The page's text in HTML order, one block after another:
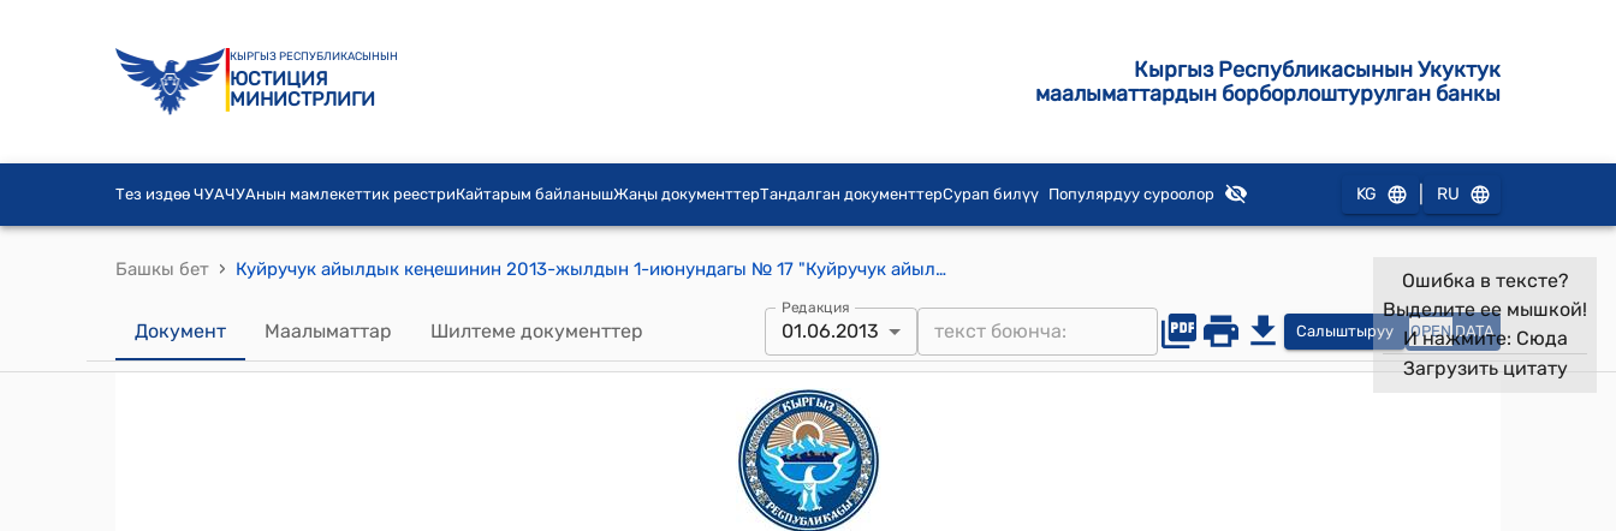
КЫРГЫЗ РЕСПУБЛИКАСЫНЫН
ЮСТИЦИЯ
МИНИСТРЛИГИ
Кыргыз Республикасынын Укуктук
маалыматтардын борборлоштурулган банкы
Тез издөө ЧУАЧУАнын мамлекеттик реестриКайтарым байланышЖаңы документтерТандалган документтерСурап билүү Популярдуу суроолор KG RU
Башкы бет › Куйручук айылдык кеңешинин 2013-жылдын 1-июнундагы № 17 "Куйручук айылынын айыл аймагына караштуу «ИСКАКБ» нын «Көкүмбай булак» бирикмесинин 2013-жылкы бюджетин бекитүү, калкты ичүүчү таза суу менен камсыз кылуу жана ага болгон бааларды бекитүү жөнүндө" токтому
Документ Маалыматтар Шилтеме документтер
Редакция
01.06.2013 Салыштыруу OPEN DATA
Ошибка в тексте?
Выделите ее мышкой!
И нажмите: Сюда
Загрузить цитату